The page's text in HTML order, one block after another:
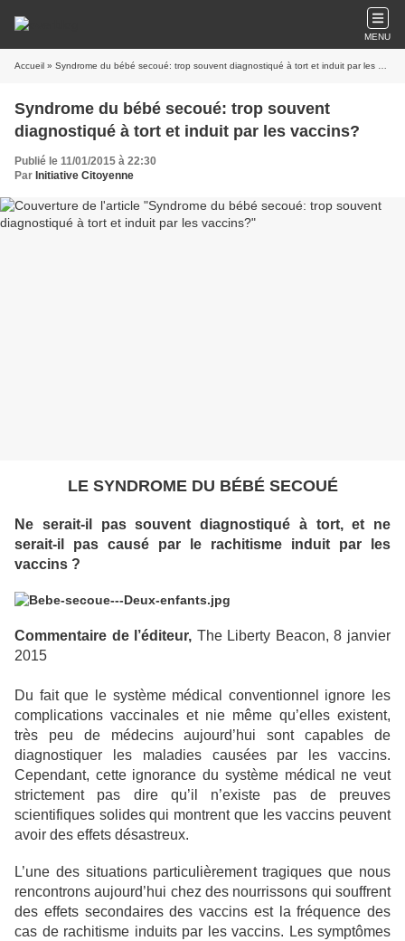
MENU
Accueil » Syndrome du bébé secoué: trop souvent diagnostiqué à tort et induit par les vaccins?
Syndrome du bébé secoué: trop souvent
diagnostiqué à tort et induit par les vaccins?
Publié le 11/01/2015 à 22:30
Par Initiative Citoyenne
LE SYNDROME DU BÉBÉ SECOUÉ
Ne serait-il pas souvent diagnostiqué à tort, et ne
serait-il pas causé par le rachitisme induit par les
vaccins ?
Commentaire de l’éditeur, The Liberty Beacon, 8 janvier
2015
Du fait que le système médical conventionnel ignore les
complications vaccinales et nie même qu’elles existent,
très peu de médecins aujourd’hui sont capables de
diagnostiquer les maladies causées par les vaccins.
Cependant, cette ignorance du système médical ne veut
strictement pas dire qu’il n’existe pas de preuves
scientifiques solides qui montrent que les vaccins peuvent
avoir des effets désastreux.
L’une des situations particulièrement tragiques que nous
rencontrons aujourd’hui chez des nourrissons qui souffrent
des effets secondaires des vaccins est la fréquence des
cas de rachitisme induits par les vaccins. Les symptômes